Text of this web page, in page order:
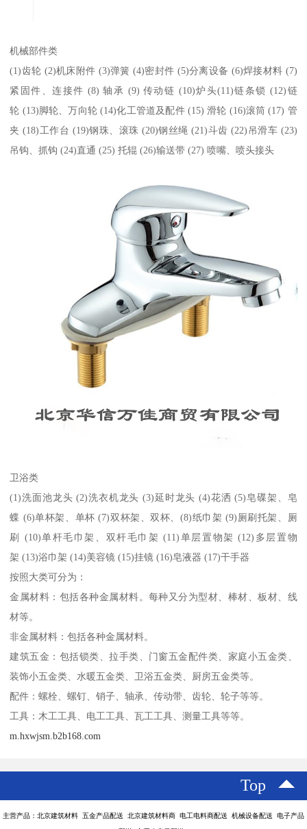
机械部件类
(1)齿轮 (2)机床附件 (3)弹簧 (4)密封件 (5)分离设备 (6)焊接材料 (7)
紧固件、连接件 (8) 轴承 (9) 传动链 (10)炉头(11)链条锁 (12)链
轮 (13)脚轮、万向轮 (14)化工管道及配件 (15) 滑轮 (16)滚筒 (17) 管
夹 (18)工作台 (19)钢珠、滚珠 (20)钢丝绳 (21)斗齿 (22)吊滑车 (23)
吊钩、抓钩 (24)直通 (25) 托辊 (26)输送带 (27) 喷嘴、喷头接头
卫浴类
(1)洗面池龙头 (2)洗衣机龙头 (3)延时龙头 (4)花洒 (5)皂碟架、皂
蝶 (6)单杯架、单杯 (7)双杯架、双杯、(8)纸巾架 (9)厕刷托架、厕
刷 (10)单杆毛巾架、双杆毛巾架 (11)单层置物架 (12)多层置物
架 (13)浴巾架 (14)美容镜 (15)挂镜 (16)皂液器 (17)干手器
按照大类可分为：
金属材料：包括各种金属材料。每种又分为型材、棒材、板材、线
材等。
非金属材料：包括各种金属材料。
建筑五金：包括锁类、拉手类、门窗五金配件类、家庭小五金类、
装饰小五金类、水暖五金类、卫浴五金类、厨房五金类等。
配件：螺栓、螺钉、销子、轴承、传动带、齿轮、轮子等等。
工具：木工工具、电工工具、瓦工工具、测量工具等等。
m.hxwjsm.b2b168.com
Top
主营产品：北京建筑材料 五金产品配送 北京建筑材料商 电工电料商配送 机械设备配送 电子产品